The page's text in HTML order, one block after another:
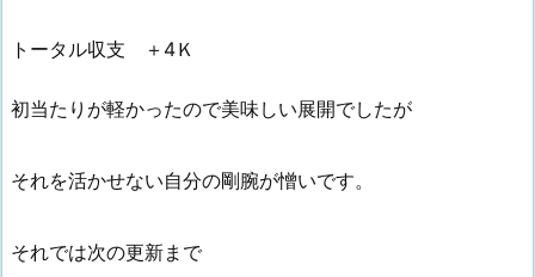
トータル収支 ＋4Ｋ
初当たりが軽かったので美味しい展開でしたが
それを活かせない自分の剛腕が憎いです。
それでは次の更新まで